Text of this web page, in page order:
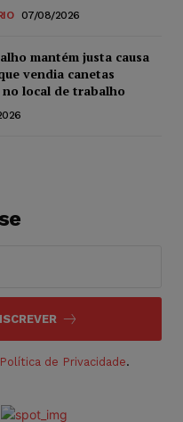
07/08/2026
mantém justa causa
vendia canetas
no local de trabalho
Política de Privacidade.